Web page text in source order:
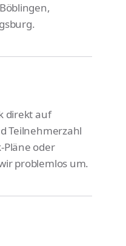
direkt auf
Teilnehmerzahl
Pläne oder
problemlos um.